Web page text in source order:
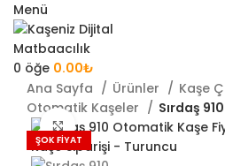
Menü
0 öğe 0.00₺
Ana Sayfa
Ürünler
Kaşe
Otomatik Kaşeler
Sırdaş
ŞOK FİYAT
Büyütmek için tıklayın